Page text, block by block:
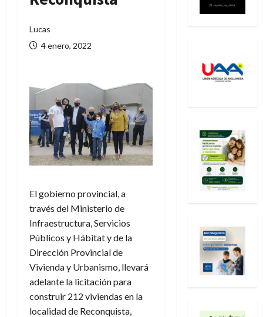
Lucas
4 enero, 2022
El gobierno provincial, a
través del Ministerio de
Infraestructura, Servicios
Públicos y Hábitat y de la
Dirección Provincial de
Vivienda y Urbanismo, llevará
adelante la licitación para
construir 212 viviendas en la
localidad de Reconquista,